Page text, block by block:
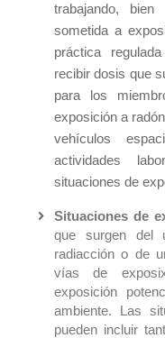
trabajando,
sometida a
práctica
recibir dosis que
para los
exposición a
vehículos
actividades
situaciones de
Situaciones de
que surgen del
radiacción o de
vías de
exposición
ambiente. Las
pueden incluir